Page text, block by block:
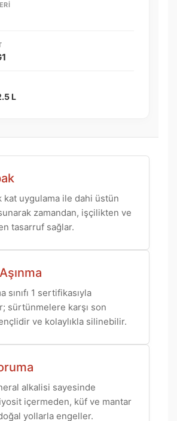
L
kat uygulama ile dahi üstün
zamandan, işçilikten ve
tasarruf sağlar.
sınıfı 1 sertifikasıyla
sürtünmelere karşı son
ve kolaylıkla silinebilir.
alkalisi sayesinde
içermeden, küf ve mantar
yollarla engeller.